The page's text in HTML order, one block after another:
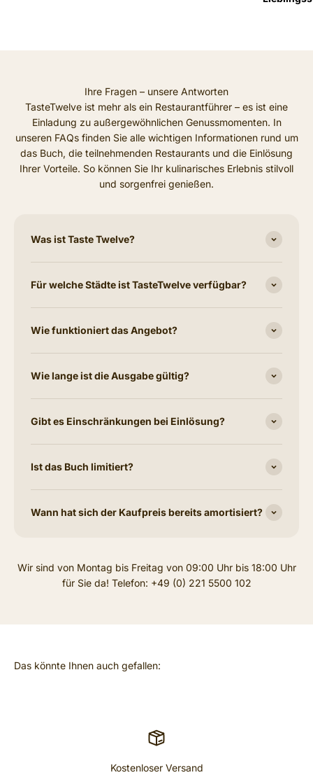
Ihre Fragen – unsere Antworten
TasteTwelve ist mehr als ein Restaurantführer – es ist eine
Einladung zu außergewöhnlichen Genussmomenten. In
unseren FAQs finden Sie alle wichtigen Informationen rund um
das Buch, die teilnehmenden Restaurants und die Einlösung
Ihrer Vorteile. So können Sie Ihr kulinarisches Erlebnis stilvoll
und sorgenfrei genießen.
Was ist Taste Twelve?
Für welche Städte ist TasteTwelve verfügbar?
Wie funktioniert das Angebot?
Wie lange ist die Ausgabe gültig?
Gibt es Einschränkungen bei Einlösung?
Ist das Buch limitiert?
Wann hat sich der Kaufpreis bereits amortisiert?
Wir sind von Montag bis Freitag von 09:00 Uhr bis 18:00 Uhr
für Sie da! Telefon: +49 (0) 221 5500 102
Kostenloser Versand